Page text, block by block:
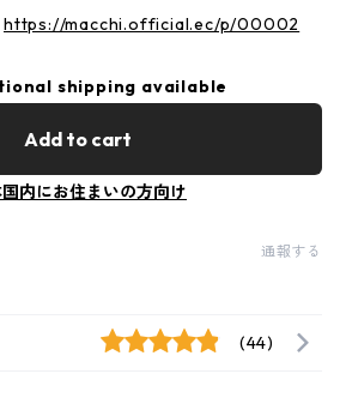
https://macchi.official.ec/p/00002
shipping available
Add to cart
国内にお住まいの方向け
通報する
(44)